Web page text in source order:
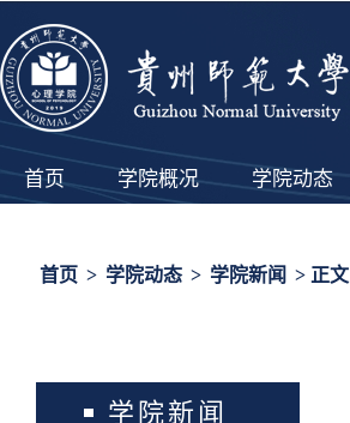
首页 学院概况 学院动态
首页 > 学院动态 > 学院新闻 > 正文
学院新闻